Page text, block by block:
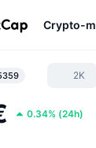
Crypto-
2K
0.34% (24h)